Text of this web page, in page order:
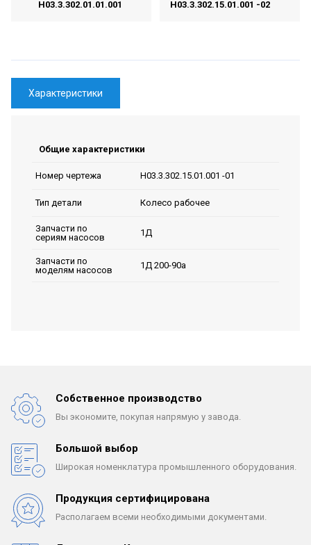
H03.3.302.01.01.001
H03.3.302.15.01.001 -02
Характеристики
Общие характеристики
Номер чертежа H03.3.302.15.01.001 -01
Тип детали Колесо рабочее
Запчасти по
сериям насосов
1Д
Запчасти по
моделям насосов
1Д 200-90а
Собственное производство
Вы экономите, покупая напрямую у завода.
Большой выбор
Широкая номенклатура промышленного оборудования.
Продукция сертифицирована
Располагаем всеми необходимыми документами.